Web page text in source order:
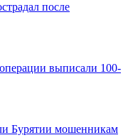
после
выписали 100-
Бурятии мошенникам